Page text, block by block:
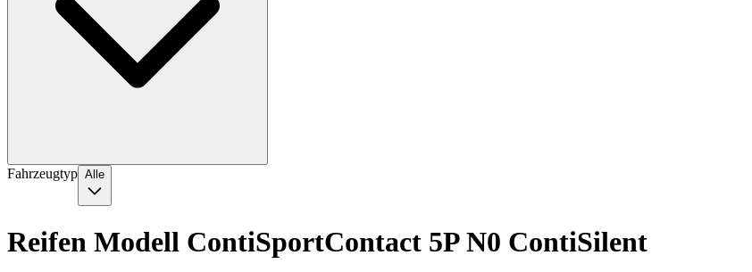
Fahrzeugtyp Alle
Reifen Modell ContiSportContact 5P N0 ContiSilent